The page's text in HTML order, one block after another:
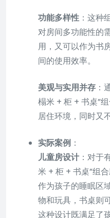
功能多样性 ：这种
对房间多功能性的
用，又可以作为书
间的使用效率。
美观与实用并存 ：
榻米 + 柜 + 书桌”
居住环境，同时又
实际案例 ：
儿童房设计 ：对于
米 + 柜 + 书桌”组
作为孩子的睡眠区
物和玩具，书桌则
这种设计既满足了